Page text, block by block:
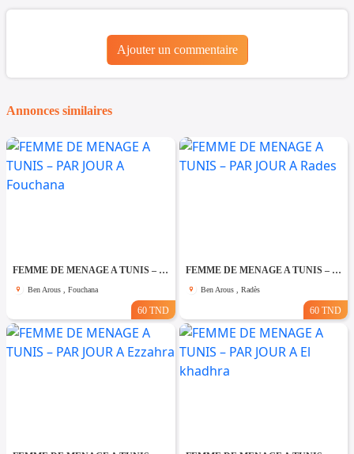
Ajouter un commentaire
Annonces similaires
FEMME DE MENAGE A TUNIS – PAR JOUR A Fouchana
Ben Arous , Fouchana
60 TND
FEMME DE MENAGE A TUNIS – PAR JOUR A Rades
Ben Arous , Radès
60 TND